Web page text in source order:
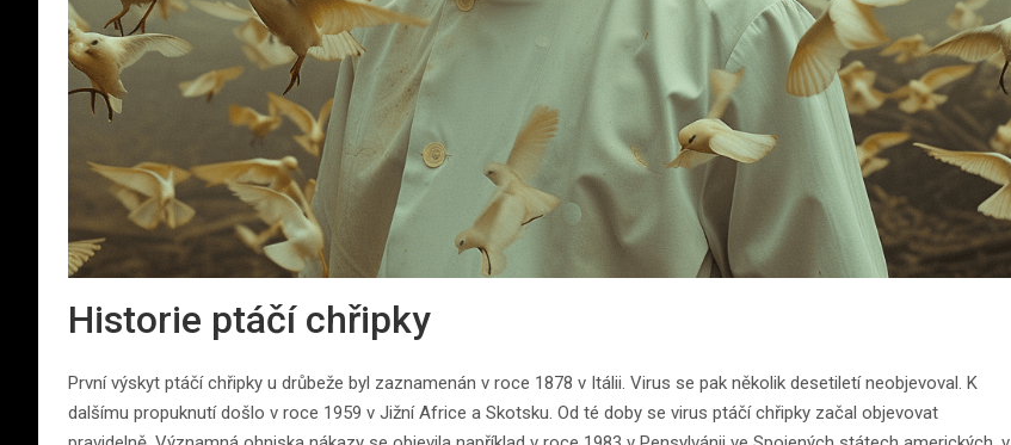
Historie ptáčí chřipky
První výskyt ptáčí chřipky u drůbeže byl zaznamenán v roce 1878 v Itálii. Virus se pak několik desetiletí neobjevoval. K
dalšímu propuknutí došlo v roce 1959 v Jižní Africe a Skotsku. Od té doby se virus ptáčí chřipky začal objevovat